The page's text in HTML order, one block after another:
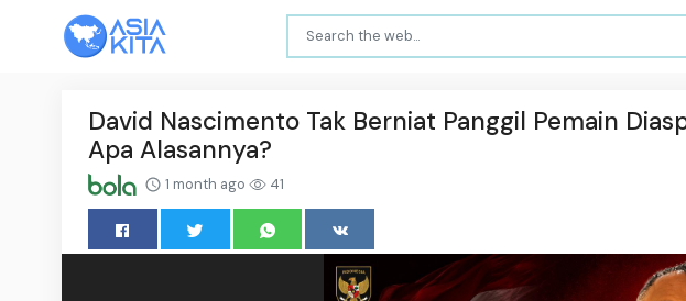
David Nascimento Tak Berniat Panggil Pemain
Apa Alasannya?
1 month ago 41